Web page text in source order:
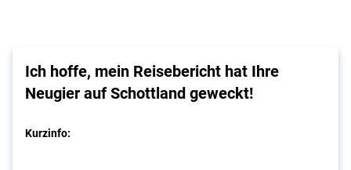
Ich hoffe, mein Reisebericht hat Ihre
Neugier auf Schottland geweckt!
Kurzinfo: